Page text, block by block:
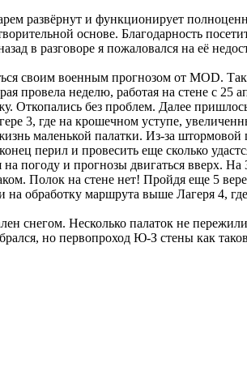
развёрнут и функционирует
основе. Благодарность
в разговоре я пожаловался на её
своим военным прогнозом от MOD.
провела неделю, работая на стене с
Откопались без проблем. Далее
3, где на крошечном уступе,
маленькой палатки. Из-за
перил и провесить еще сколько
погоду и прогнозы двигаться вверх.
Полок на стене нет! Пройдя еще 5
обработку маршрута выше Лагеря 4,
снегом. Несколько палаток не
но первопроход Ю-З стены как